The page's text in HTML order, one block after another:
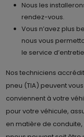
Nous les
rendez-vous.
Vous n’avez plus
nous vous
le service
Nos techniciens
pneu (TIA) peuvent
conviennent à votre
pour votre véhicule,
en matière de conduite,